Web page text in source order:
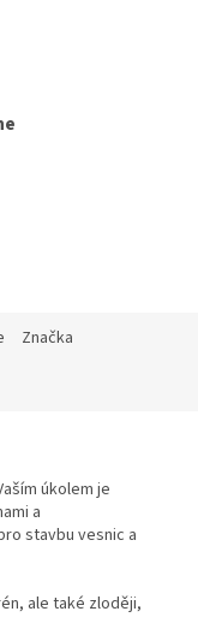
Značka
úkolem je
a
stavbu vesnic a
ale také zloději,